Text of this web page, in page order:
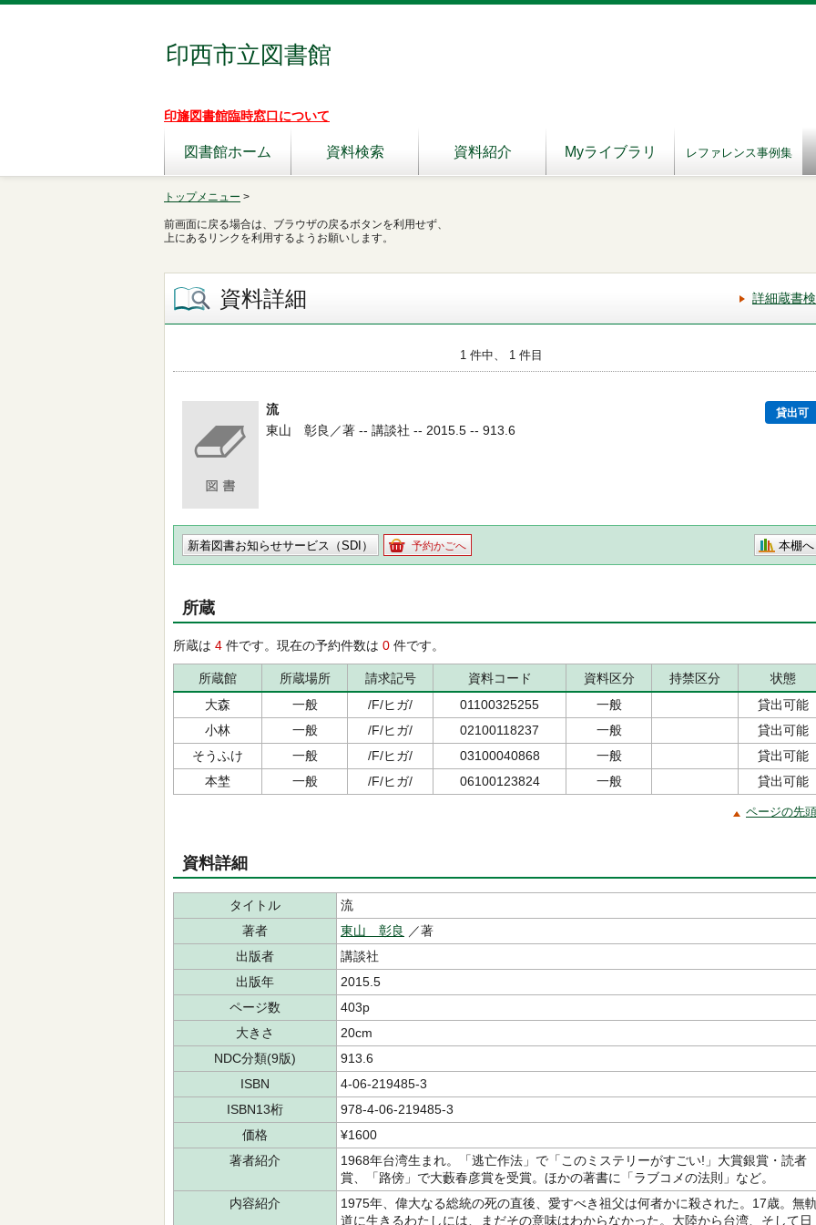
印西市立図書館
印旛図書館臨時窓口について
図書館ホーム 資料検索 資料紹介 Myライブラリ レファレンス事例集
トップメニュー >
前画面に戻る場合は、ブラウザの戻るボタンを利用せず、
上にあるリンクを利用するようお願いします。
資料詳細 詳細蔵書
1 件中、 1 件目
流 貸出可
東山 彰良／著 -- 講談社 -- 2015.5 -- 913.6
新着図書お知らせサービス（SDI） 予約かごへ 本棚へ
所蔵
所蔵は 4 件です。現在の予約件数は 0 件です。
所蔵館 所蔵場所 請求記号 資料コード 資料区分 持禁区分
状態
大森
一般 /F/ヒガ/ 01100325255 一般
貸出可能
小林
一般 /F/ヒガ/ 02100118237 一般
貸出可能
そうふけ
一般 /F/ヒガ/ 03100040868 一般
貸出可能
本埜
一般 /F/ヒガ/ 06100123824 一般 貸出可能
ページの先
資料詳細
タイトル
流
著者
東山 彰良 ／著
出版者
講談社
出版年
2015.5
ページ数
403p
大きさ
20cm
NDC分類(9版)
913.6
ISBN
4-06-219485-3
ISBN13桁
978-4-06-219485-3
価格
¥1600
著者紹介
1968年台湾生まれ。「逃亡作法」で「このミステリーがすごい!」大賞銀賞・読者
賞、「路傍」で大藪春彦賞を受賞。ほかの著書に「ラブコメの法則」など。
内容紹介
1975年、偉大なる総統の死の直後、愛すべき祖父は何者かに殺された。17歳。無
道に生きるわたしには、まだその意味はわからなかった。大陸から台湾、そして日